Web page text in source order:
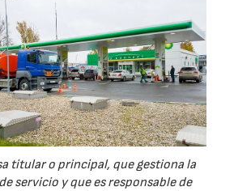
titular o principal, que gestiona la
servicio y que es responsable de